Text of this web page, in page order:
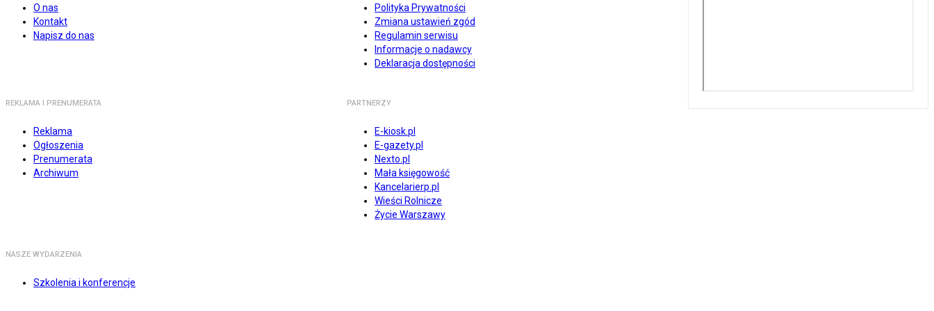
O nas
Kontakt
Napisz do nas
Polityka Prywatności
Zmiana ustawień zgód
Regulamin serwisu
Informacje o nadawcy
Deklaracja dostępności
REKLAMA I PRENUMERATA
Reklama
Ogłoszenia
Prenumerata
Archiwum
PARTNERZY
E-kiosk.pl
E-gazety.pl
Nexto.pl
Mała księgowość
Kancelarierp.pl
Wieści Rolnicze
Życie Warszawy
NASZE WYDARZENIA
Szkolenia i konferencje